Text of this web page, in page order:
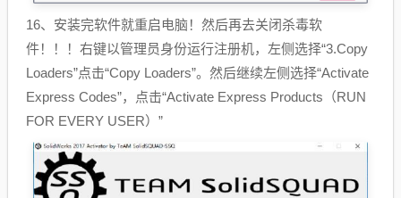
16、安装完软件就重启电脑！然后再去关闭杀毒软
件！！！右键以管理员身份运行注册机，左侧选择“3.Copy
Loaders”点击“Copy Loaders”。然后继续左侧选择“Activate
Express Codes”，点击“Activate Express Products（RUN
FOR EVERY USER）”